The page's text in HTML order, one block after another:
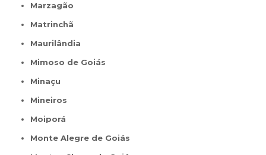
Marzagão
Matrinchã
Maurilândia
Mimoso de Goiás
Minaçu
Mineiros
Moiporá
Monte Alegre de Goiás